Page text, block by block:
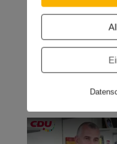
Einblick in
im Jahr 2014